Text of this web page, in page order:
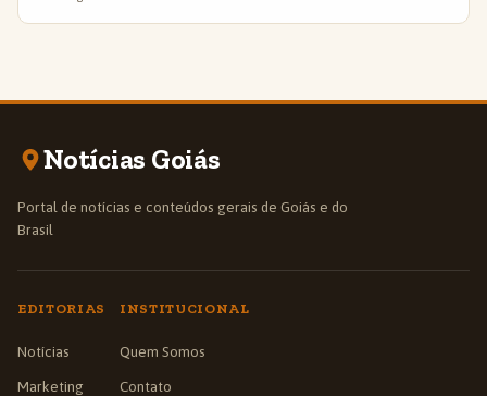
Notícias Goiás
Portal de notícias e conteúdos gerais de Goiás e do
Brasil
EDITORIAS
Notícias
Marketing
INSTITUCIONAL
Quem Somos
Contato